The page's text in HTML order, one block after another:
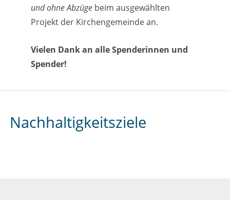
und ohne Abzügebeim ausgewählten
Projekt der Kirchengemeinde an.
Vielen Dank an alle Spenderinnen und
Spender!
Nachhaltigkeitsziele